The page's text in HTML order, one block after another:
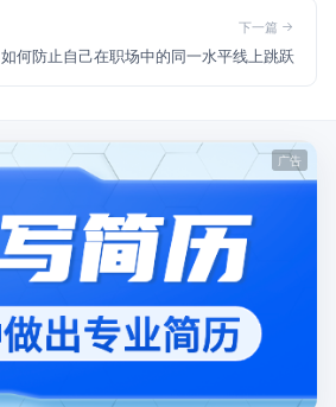
下一篇
如何防止自己在职场中的同一水平线上跳跃